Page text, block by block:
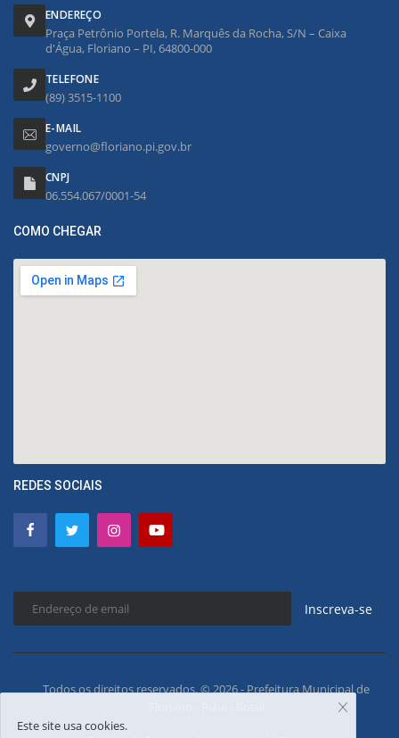
ENDEREÇO
Praça Petrônio Portela, R. Marquês da Rocha, S/N – Caixa
d'Água, Floriano – PI, 64800-000
TELEFONE
(89) 3515-1100
E-MAIL
governo@floriano.pi.gov.br
CNPJ
06.554.067/0001-54
COMO CHEGAR
REDES SOCIAIS
Inscreva-se
Todos os direitos reservados. © 2026 - Prefeitura Municipal de
Este site usa cookies.